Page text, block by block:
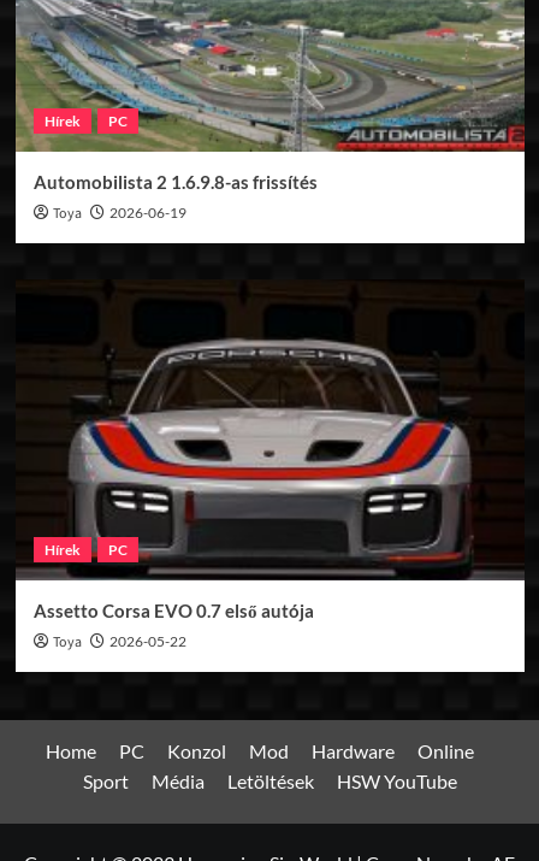
Hírek PC
Automobilista 2 1.6.9.8-as frissítés
Toya 2026-06-19
Hírek PC
Assetto Corsa EVO 0.7 első autója
Toya 2026-05-22
Home PC Konzol Mod Hardware
Online
Sport
Média Letöltések HSW YouTube